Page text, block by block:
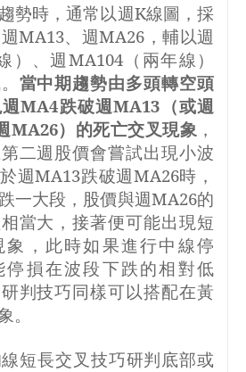
勢時，通常以週K線圖，採
MA13、週MA26 ，輔以週
）、週MA104（兩年線）
當中期趨勢由多頭轉空頭
MA4跌破週MA13 （或週
MA26）的死亡交叉現象 ，
二週股價會嘗試出現小波
週MA13跌破週MA26時，
一大段，股價與週MA26的
當大，接著便可能出現短
象，此時如果進行中線停
停損在波段下跌的相對低
判技巧同樣可以搭配在黃
。
短長交叉技巧研判底部或